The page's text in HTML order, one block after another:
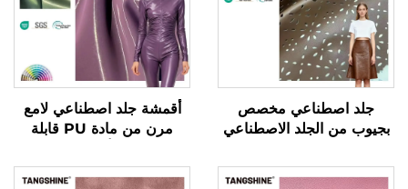
جلد اصطناعي مخصص
بجيوب من الجلد الاصطناعي
أقمشة جلد اصطناعي لامع
مرن من مادة PU قابلة